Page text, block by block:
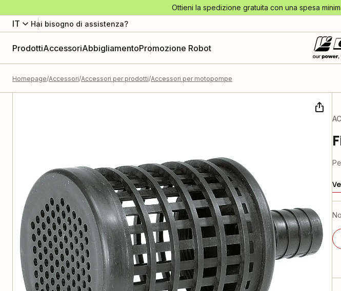
Ottieni la spedizione gratuita con una spesa
IT Hai bisogno di assistenza?
ProdottiAccessoriAbbigliamentoPromozione Robot
Homepage Accessori Accessori per prodotti Accessori per motopompe